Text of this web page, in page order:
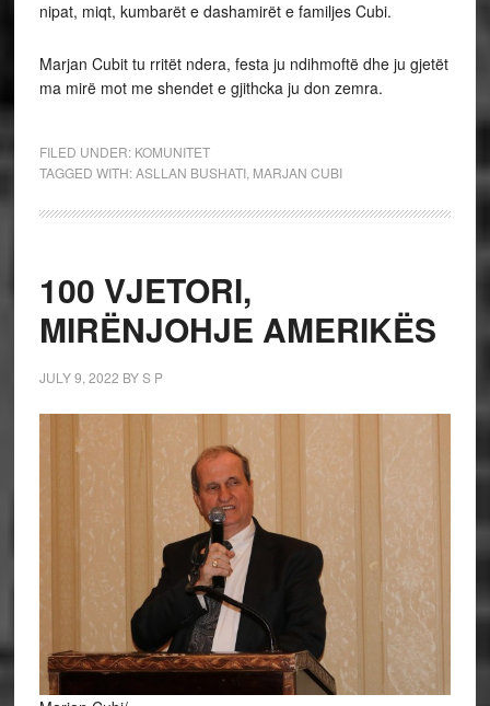
nipat, miqt, kumbarët e dashamirët e familjes Cubi.
Marjan Cubit tu rritët ndera, festa ju ndihmoftë dhe ju gjetët
ma mirë mot me shendet e gjithcka ju don zemra.
FILED UNDER: KOMUNITET
TAGGED WITH:ASLLAN BUSHATI, MARJAN CUBI
100 VJETORI,
MIRËNJOHJE AMERIKËS
JULY 9, 2022 BYS P